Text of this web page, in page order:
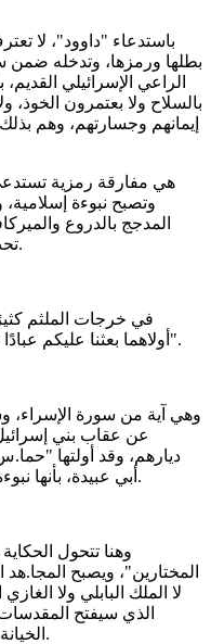
باستدعاء "داوود"، لا
بطلها ورمزها، وتدخله ضمن
الراعي الإسرائيلي
بالسلاح ولا بعتمرون الخوذ،
إيمانهم وجسارتهم، وهم
وتصبح نبوءة
المدجج بالدروع
تحت راية رسم عليها ما سماه نجمة داوود.
في خرجات الملثم
أولاهما بعثنا عليكم عبادًا لنا أولي بأس شديد فجاسوا خلال الديار".
وهي آية من سورة الإسراء،
عن عقاب بني
ديارهم، وقد أولتها
أبي عبيدة، بأنها نبوءة عن المقا.ومة الإسلامية في فلسطين.
وهنا تتحول
المختارين"، ويصبح المجا.هد
لا الملك البابلي ولا
الذي سيفتح
الخيانة بعد أن دنسها الجبن والقتل وبيع الأنبياء.